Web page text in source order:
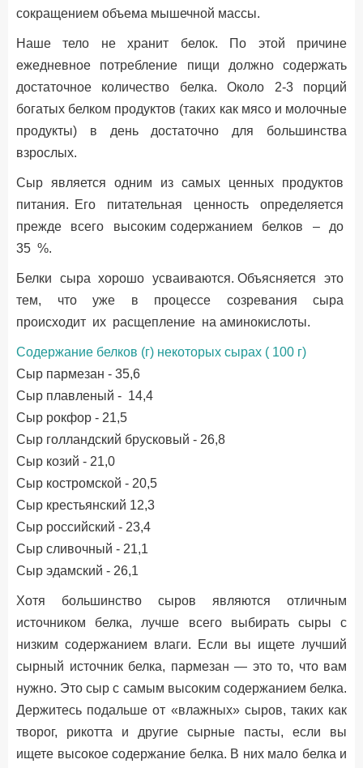
сокращением объема мышечной массы.
Наше тело не хранит белок. По этой причине
ежедневное потребление пищи должно содержать
достаточное количество белка. Около 2-3 порций
богатых белком продуктов (таких как мясо и молочные
продукты) в день достаточно для большинства
взрослых.
Сыр является одним из самых ценных продуктов
питания. Его питательная ценность определяется
прежде всего высоким содержанием белков – до
35 %.
Белки сыра хорошо усваиваются. Объясняется это
тем, что уже в процессе созревания сыра
происходит их расщепление на аминокислоты.
Содержание белков (г) некоторых сырах ( 100 г)
Сыр пармезан - 35,6
Сыр плавленый - 14,4
Сыр рокфор - 21,5
Сыр голландский брусковый - 26,8
Сыр козий - 21,0
Сыр костромской - 20,5
Сыр крестьянский 12,3
Сыр российский - 23,4
Сыр сливочный - 21,1
Сыр эдамский - 26,1
Хотя большинство сыров являются отличным
источником белка, лучше всего выбирать сыры с
низким содержанием влаги. Если вы ищете лучший
сырный источник белка, пармезан — это то, что вам
нужно. Это сыр с самым высоким содержанием белка.
Держитесь подальше от «влажных» сыров, таких как
творог, рикотта и другие сырные пасты, если вы
ищете высокое содержание белка. В них мало белка и